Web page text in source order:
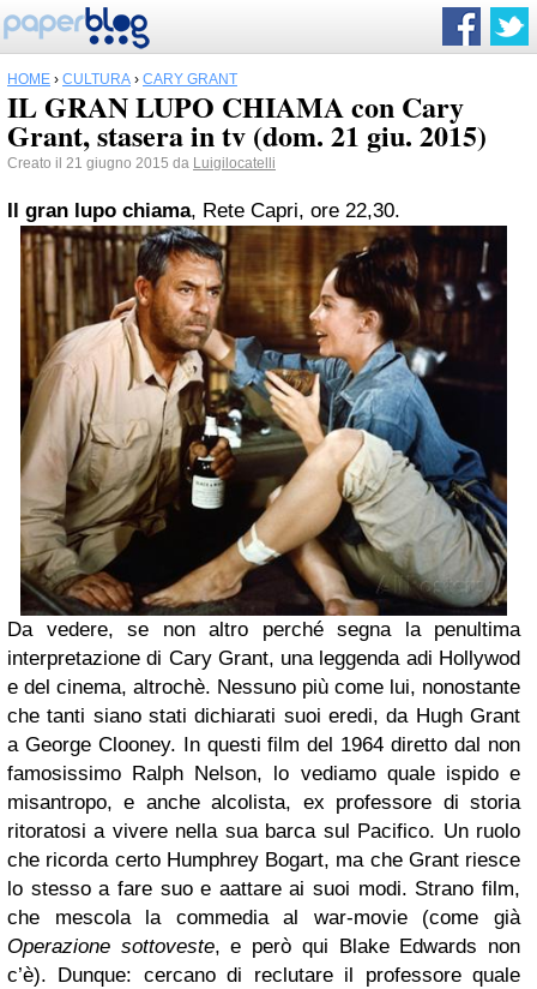
HOME › CULTURA › CARY GRANT
IL GRAN LUPO CHIAMA con Cary
Grant, stasera in tv (dom. 21 giu. 2015)
Creato il 21 giugno 2015 da Luigilocatelli
Il gran lupo chiama, Rete Capri, ore 22,30.
Da vedere, se non altro perché segna la penultima
interpretazione di Cary Grant, una leggenda adi Hollywod
e del cinema, altrochè. Nessuno più come lui, nonostante
che tanti siano stati dichiarati suoi eredi, da Hugh Grant
a George Clooney. In questi film del 1964 diretto dal non
famosissimo Ralph Nelson, lo vediamo quale ispido e
misantropo, e anche alcolista, ex professore di storia
ritoratosi a vivere nella sua barca sul Pacifico. Un ruolo
che ricorda certo Humphrey Bogart, ma che Grant riesce
lo stesso a fare suo e aattare ai suoi modi. Strano film,
che mescola la commedia al war-movie (come già
Operazione sottoveste, e però qui Blake Edwards non
c’è). Dunque: cercano di reclutare il professore quale